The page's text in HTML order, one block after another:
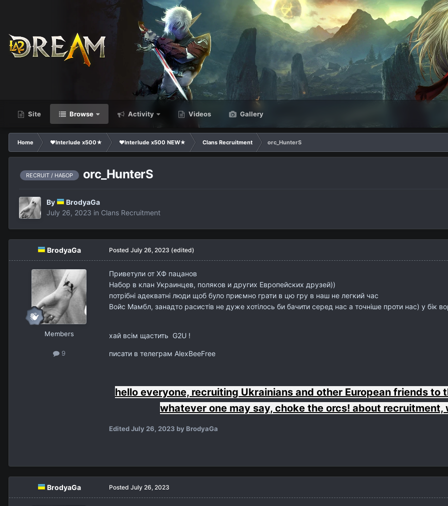
Site Browse Activity Videos Gallery
Home ❤Interlude x500★ ❤Interlude x500 NEW★ Clans Recruitment
orc_HunterS
RECRUIT / НАБОР orc_HunterS
By
BrodyaGa
July 26, 2023 in Clans Recruitment
BrodyaGa
Members
9
Posted July 26, 2023 (edited)
Приветули от ХФ пацанов
Набор в клан Украинцев, поляков и других Европейских друзей))
потрібні адекватні люди щоб було приємно грати в цю гру в наш не легкий час
Войс Мамбл, занадто расистів не дуже хотілось би бачити серед нас а точніше проти нас) у бік
хай всім щастить G2U !
писати в телеграм AlexBeeFree
hello everyone, recruiting Ukrainians and other European friends
whatever one may say, choke the orcs! about
EditedJuly 26, 2023 by BrodyaGa
BrodyaGa Posted July 26, 2023